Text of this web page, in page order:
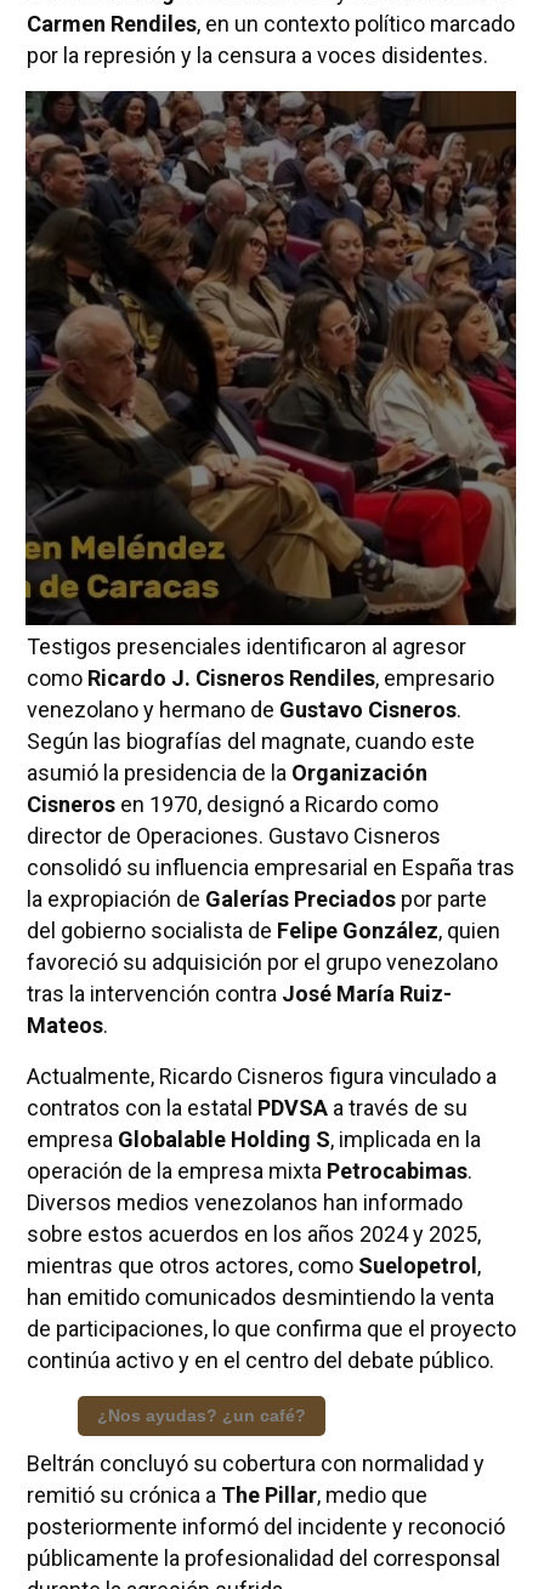
Carmen Rendiles, en un contexto político marcado
por la represión y la censura a voces disidentes.
Testigos presenciales identificaron al agresor
como Ricardo J. Cisneros Rendiles, empresario
venezolano y hermano de Gustavo Cisneros.
Según las biografías del magnate, cuando este
asumió la presidencia de la Organización
Cisnerosen 1970, designó a Ricardo como
director de Operaciones. Gustavo Cisneros
consolidó su influencia empresarial en España tras
la expropiación de Galerías Preciadospor parte
del gobierno socialista de Felipe González, quien
favoreció su adquisición por el grupo venezolano
tras la intervención contra José María Ruiz-
Mateos.
Actualmente, Ricardo Cisneros figura vinculado a
contratos con la estatal PDVSAa través de su
empresa Globalable Holding S, implicada en la
operación de la empresa mixta Petrocabimas.
Diversos medios venezolanos han informado
sobre estos acuerdos en los años 2024 y 2025,
mientras que otros actores, como Suelopetrol ,
han emitido comunicados desmintiendo la venta
de participaciones, lo que confirma que el proyecto
continúa activo y en el centro del debate público.
¿Nos ayudas? ¿un café?
Beltrán concluyó su cobertura con normalidad y
remitió su crónica a The Pillar, medio que
posteriormente informó del incidente y reconoció
públicamente la profesionalidad del corresponsal